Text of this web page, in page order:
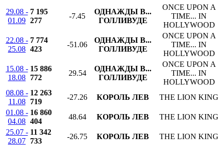
29.08 -
01.09
7 195
277
-7.45
ОДНАЖДЫ В...
ГОЛЛИВУДЕ
ONCE UPON A
TIME... IN
HOLLYWOOD
22.08 -
25.08
7 774
423
-51.06
ОДНАЖДЫ В...
ГОЛЛИВУДЕ
ONCE UPON A
TIME... IN
HOLLYWOOD
15.08 -
18.08
15 886
772
29.54
ОДНАЖДЫ В...
ГОЛЛИВУДЕ
ONCE UPON A
TIME... IN
HOLLYWOOD
08.08 -
11.08
12 263
719
-27.26 КОРОЛЬ ЛЕВ
THE LION KING
01.08 -
04.08
16 860
404
48.64 КОРОЛЬ ЛЕВ
THE LION KING
25.07 -
28.07
11 342
733
-26.75 КОРОЛЬ ЛЕВ
THE LION KING